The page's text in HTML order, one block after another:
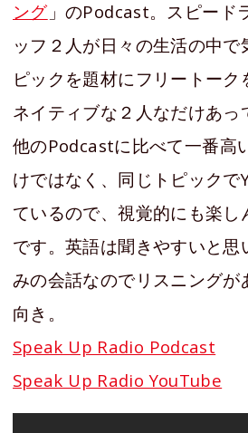
ング」のPodcast。スピード
ッフ２人が日々の生活の中で
ピックを題材にフリートー
ネイティブな２人なだけあっ
他のPodcastに比べて一番高
けではなく、同じトピックで
ているので、視覚的にも楽し
です。英語は聞きやすいと思
みの会話なのでリスニングが
向き。
Speak Up Radio Podcast
Speak Up Radio YouTube